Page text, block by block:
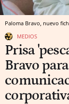
Paloma Bravo, nuevo
MEDIOS
Prisa
Bravo